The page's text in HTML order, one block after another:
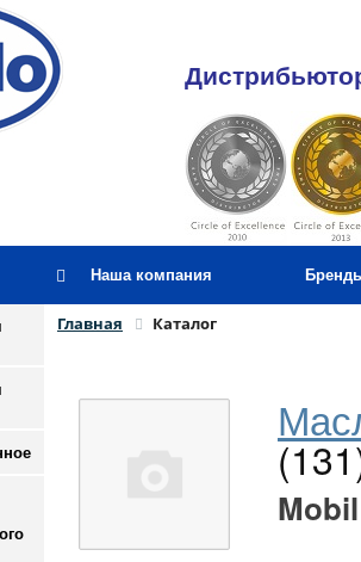
Наша компания
Главная Каталог
Mobil